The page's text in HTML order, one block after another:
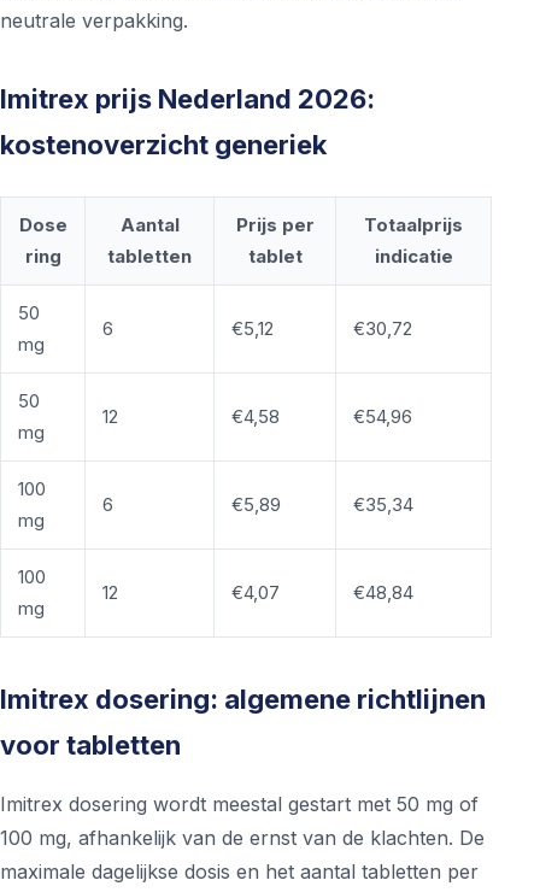
neutrale verpakking.
Imitrex prijs Nederland 2026:
kostenoverzicht generiek
Dose
ring
Aantal
tabletten
Prijs per
tablet
Totaalprijs
indicatie
50
mg
6 €5,12 €30,72
50
mg
12 €4,58 €54,96
100
mg
6 €5,89 €35,34
100
mg
12 €4,07 €48,84
Imitrex dosering: algemene richtlijnen
voor tabletten
Imitrex dosering wordt meestal gestart met 50 mg of
100 mg, afhankelijk van de ernst van de klachten. De
maximale dagelijkse dosis en het aantal tabletten per